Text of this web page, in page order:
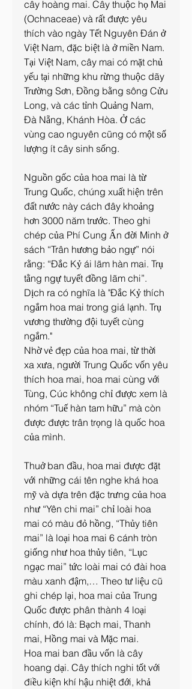
cây hoàng mai. Cây thuộc họ Mai
(Ochnaceae) và rất được yêu
thích vào ngày Tết Nguyên Đán ở
Việt Nam, đặc biệt là ở miền Nam.
Tại Việt Nam, cây mai có mặt chủ
yếu tại những khu rừng thuộc dãy
Trường Sơn, Đồng bằng sông Cửu
Long, và các tỉnh Quảng Nam,
Đà Nẵng, Khánh Hòa. Ở các
vùng cao nguyên cũng có một số
lượng ít cây sinh sống.
Nguồn gốc của hoa mai là từ
Trung Quốc, chúng xuất hiện trên
đất nước này cách đây khoảng
hơn 3000 năm trước. Theo ghi
chép của Phí Cung Ấn đời Minh ở
sách “Trân hương bảo ngự” nói
rằng: “Đắc Kỷ ái lãm hàn mai. Trụ
tằng ngự tuyết đồng lãm chi”.
Dịch ra có nghĩa là "Đắc Kỷ thích
ngắm hoa mai trong giá lạnh. Trụ
vương thường đội tuyết cùng
ngắm."
Nhờ vẻ đẹp của hoa mai, từ thời
xa xưa, người Trung Quốc vốn yêu
thích hoa mai, hoa mai cùng với
Tùng, Cúc không chỉ được xem là
nhóm “Tuế hàn tam hữu” mà còn
được được trân trọng là quốc hoa
của mình.
Thuở ban đầu, hoa mai được đặt
với những cái tên nghe khá hoa
mỹ và dựa trên đặc trưng của hoa
như “Yên chi mai” chỉ loài hoa
mai có màu đỏ hồng, “Thủy tiên
mai” là loại hoa mai 6 cánh tròn
giống như hoa thủy tiên, “Lục
ngạc mai” tức loài mai có đài hoa
màu xanh đậm,… Theo tư liệu cũ
ghi chép lại, hoa mai của Trung
Quốc được phân thành 4 loại
chính, đó là: Bạch mai, Thanh
mai, Hồng mai và Mặc mai.
Hoa mai ban đầu vốn là cây
hoang dại. Cây thích nghi tốt với
điều kiện khí hậu nhiệt đới, khả